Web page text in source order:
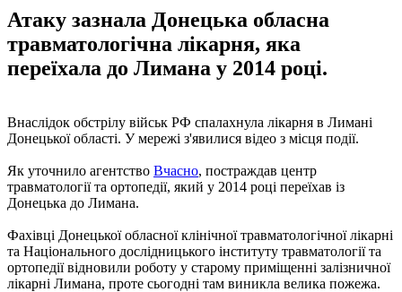
Атаку зазнала Донецька обласна
травматологічна лікарня, яка
переїхала до Лимана у 2014 році.
Внаслідок обстрілу військ РФ спалахнула лікарня в Лимані
Донецької області. У мережі з'явилися відео з місця події.
Як уточнило агентство Вчасно, постраждав центр
травматології та ортопедії, який у 2014 році переїхав із
Донецька до Лимана.
Фахівці Донецької обласної клінічної травматологічної лікарні
та Національного дослідницького інституту травматології та
ортопедії відновили роботу у старому приміщенні залізничної
лікарні Лимана, проте сьогодні там виникла велика пожежа.